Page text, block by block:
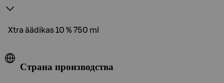
Xtra äädikas 10 % 750 ml
Страна производства